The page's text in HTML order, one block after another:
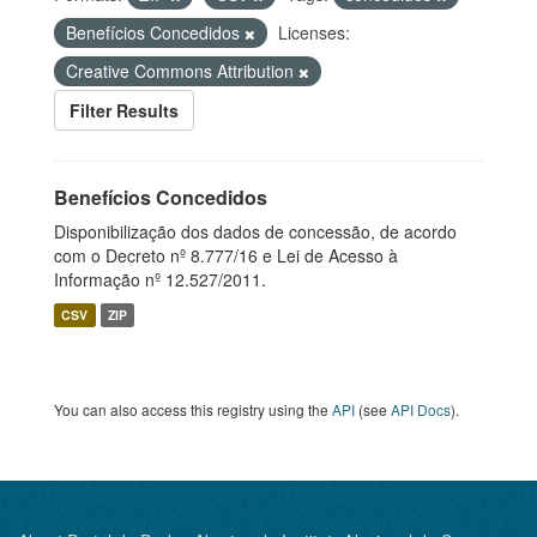
Benefícios Concedidos
Licenses:
Creative Commons Attribution
Filter Results
Benefícios Concedidos
Disponibilização dos dados de concessão, de acordo
com o Decreto nº 8.777/16 e Lei de Acesso à
Informação nº 12.527/2011.
CSV ZIP
You can also access this registry using the API (see API Docs).